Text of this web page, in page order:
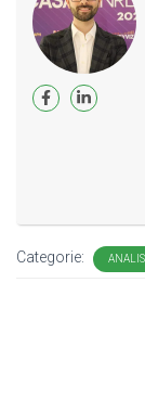
Categorie: